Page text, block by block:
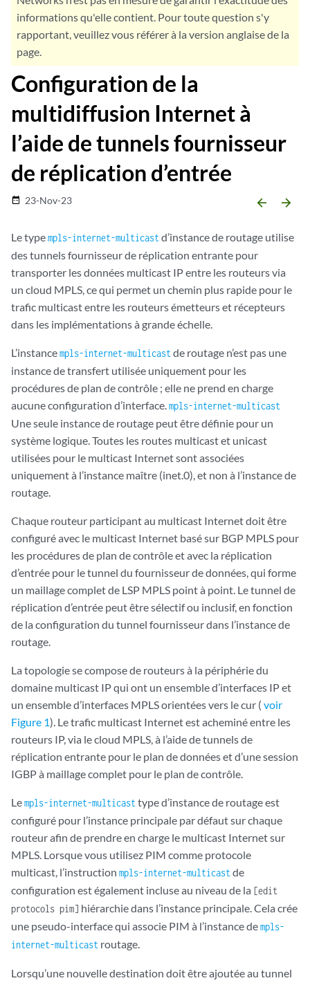
informations qu'elle contient. Pour toute question s'y
rapportant, veuillez vous référer à la version anglaise de la
page.
Configuration de la
multidiffusion Internet à
l’aide de tunnels fournisseur
de réplication d’entrée
date_range 23-Nov-23 arrow_backward arrow_forward
Le typempls-internet-multicastd’instance de routage utilise
des tunnels fournisseur de réplication entrante pour
transporter les données multicast IP entre les routeurs via
un cloud MPLS, ce qui permet un chemin plus rapide pour le
trafic multicast entre les routeurs émetteurs et récepteurs
dans les implémentations à grande échelle.
L’instancempls-internet-multicastde routage n’est pas une
instance de transfert utilisée uniquement pour les
procédures de plan de contrôle ; elle ne prend en charge
aucune configuration d’interface.mpls-internet-multicast
Une seule instance de routage peut être définie pour un
système logique. Toutes les routes multicast et unicast
utilisées pour le multicast Internet sont associées
uniquement à l’instance maître (inet.0), et non à l’instance de
routage.
Chaque routeur participant au multicast Internet doit être
configuré avec le multicast Internet basé sur BGP MPLS pour
les procédures de plan de contrôle et avec la réplication
d’entrée pour le tunnel du fournisseur de données, qui forme
un maillage complet de LSP MPLS point à point. Le tunnel de
réplication d’entrée peut être sélectif ou inclusif, en fonction
de la configuration du tunnel fournisseur dans l’instance de
routage.
La topologie se compose de routeurs à la périphérie du
domaine multicast IP qui ont un ensemble d’interfaces IP et
un ensemble d’interfaces MPLS orientées vers le cur ( voir
Figure 1). Le trafic multicast Internet est acheminé entre les
routeurs IP, via le cloud MPLS, à l’aide de tunnels de
réplication entrante pour le plan de données et d’une session
IGBP à maillage complet pour le plan de contrôle.
Lempls-internet-multicasttype d’instance de routage est
configuré pour l’instance principale par défaut sur chaque
routeur afin de prendre en charge le multicast Internet sur
MPLS. Lorsque vous utilisez PIM comme protocole
multicast, l’instruction mpls-internet-multicastde
configuration est également incluse au niveau de la [edit
protocols pim] hiérarchie dans l’instance principale. Cela crée
une pseudo-interface qui associe PIM à l’instance dempls-
internet-multicast routage.
Lorsqu’une nouvelle destination doit être ajoutée au tunnel